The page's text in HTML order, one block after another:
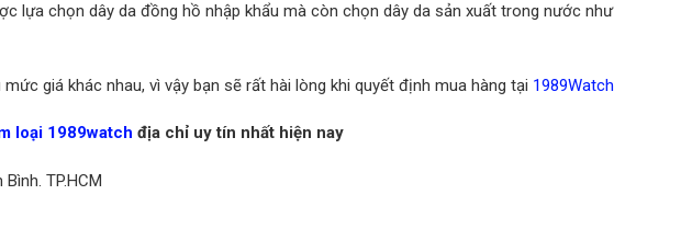
lựa chọn dây da đồng hồ nhập khẩu mà còn chọn dây da sản xuất trong nước như
giá khác nhau, vì vậy bạn sẽ rất hài lòng khi quyết định mua hàng tại 1989Watch
loại 1989watch địa chỉ uy tín nhất hiện nay
TP.HCM